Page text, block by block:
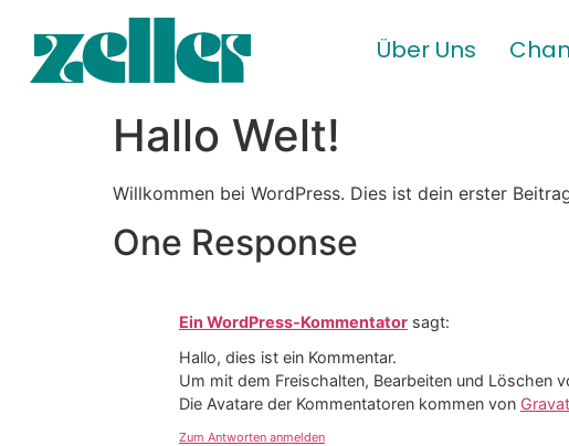
Über Uns
Hallo Welt!
Willkommen bei WordPress. Dies ist dein erster
One Response
Ein WordPress-Kommentator sagt:
Hallo, dies ist ein Kommentar.
Um mit dem Freischalten, Bearbeiten und Löschen
Die Avatare der Kommentatoren kommen von
Zum Antworten anmelden